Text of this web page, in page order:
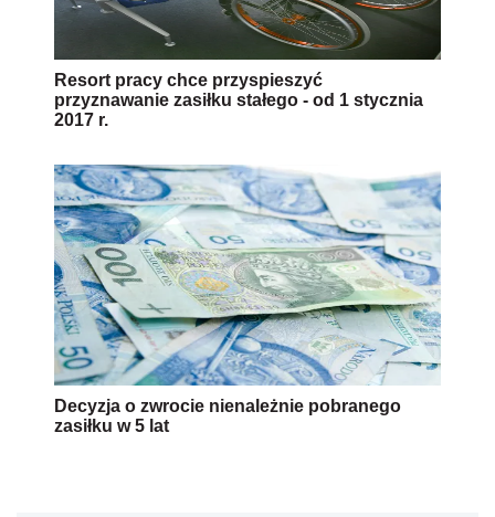
Resort pracy chce przyspieszyć
przyznawanie zasiłku stałego - od 1 stycznia
2017 r.
Decyzja o zwrocie nienależnie pobranego
zasiłku w 5 lat